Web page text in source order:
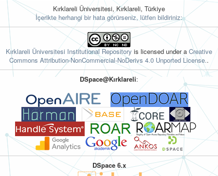
Kırklareli Üniversitesi, Kırklareli, Türkiye
İçerikte herhangi bir hata görürseniz, lütfen bildiriniz:
Kırklareli Üniversitesi Institutional Repository is licensed under a Creative
Commons Attribution-NonCommercial-NoDerivs 4.0 Unported License..
DSpace@Kırklareli:
DSpace 6.x